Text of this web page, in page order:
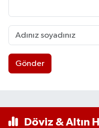
Gönder
Döviz & Altın